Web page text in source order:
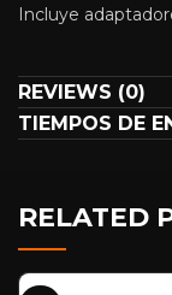
Incluye
REVIEWS (0)
TIEMPOS DE
RELATED